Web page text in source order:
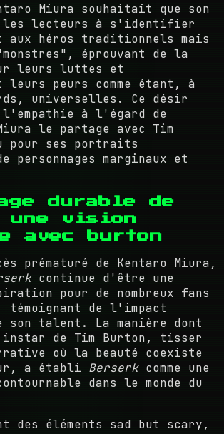
Miura souhaitait que son
les lecteurs à s'identifier
aux héros traditionnels mais
éprouvant de la
leurs luttes et
leurs peurs comme étant, à
universelles. Ce désir
l'empathie à l'égard de
le partage avec Tim
pour ses portraits
personnages marginaux et
durable de
une vision
avec burton
prématuré de Kentaro Miura,
continue d'être une
pour de nombreux fans
témoignant de l'impact
son talent. La manière dont
de Tim Burton, tisser
où la beauté coexiste
a établi Berserkcomme une
dans le monde du
des éléments sad but scary,